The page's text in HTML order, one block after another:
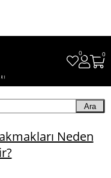
0
0
Ara
Neden